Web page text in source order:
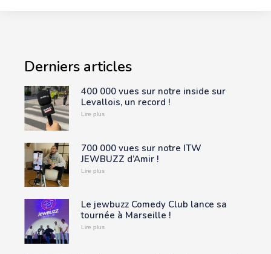
Derniers articles
400 000 vues sur notre inside sur
Levallois, un record !
Lire plus
700 000 vues sur notre ITW
JEWBUZZ d’Amir !
Lire plus
Le jewbuzz Comedy Club lance sa
tournée à Marseille !
Lire plus